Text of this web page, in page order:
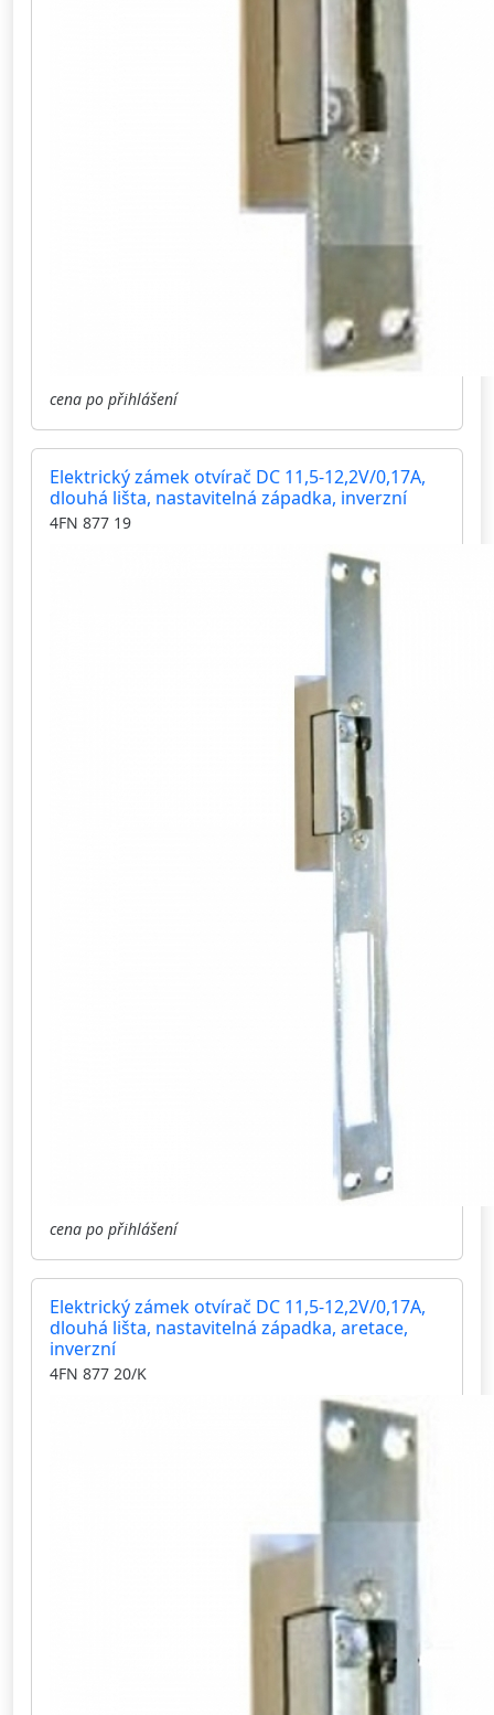
cena po přihlášení
Elektrický zámek otvírač DC 11,5-12,2V/0,17A,
dlouhá lišta, nastavitelná západka, inverzní
4FN 877 19
cena po přihlášení
Elektrický zámek otvírač DC 11,5-12,2V/0,17A,
dlouhá lišta, nastavitelná západka, aretace,
inverzní
4FN 877 20/K